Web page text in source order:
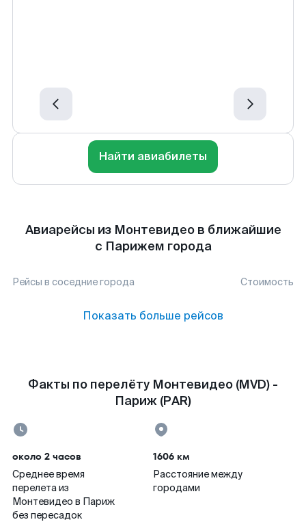
Найти авиабилеты
Авиарейсы из Монтевидео в ближайшие
с Парижем города
Рейсы в соседние города Стоимость
Показать больше рейсов
Факты по перелёту Монтевидео (MVD) -
Париж (PAR)
около 2 часов
Среднее время
перелета из
Монтевидео в Париж
без пересадок
1606 км
Расстояние между
городами